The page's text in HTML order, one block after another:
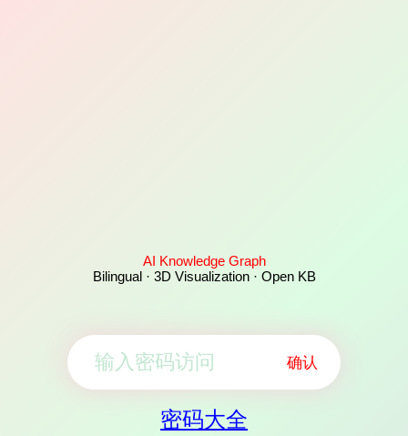
AI Knowledge Graph
Bilingual · 3D Visualization · Open KB
确认
密码大全